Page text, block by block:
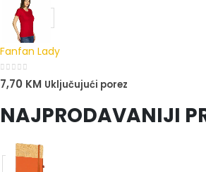
Fanfan Lady
0out of 5
7,70 KM Uključujući porez
NAJPRODAVANIJI